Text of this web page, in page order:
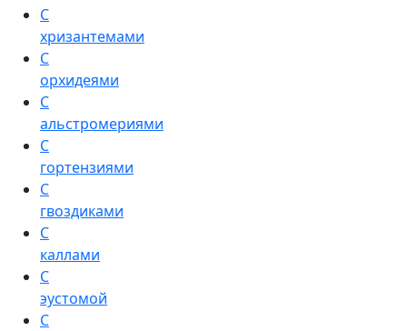
С
хризантемами
С
орхидеями
С
альстромериями
С
гортензиями
С
гвоздиками
С
каллами
С
эустомой
С